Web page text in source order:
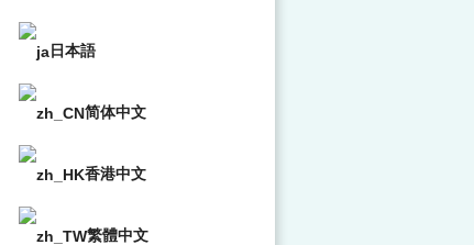
日本語
简体中文
香港中文
繁體中文